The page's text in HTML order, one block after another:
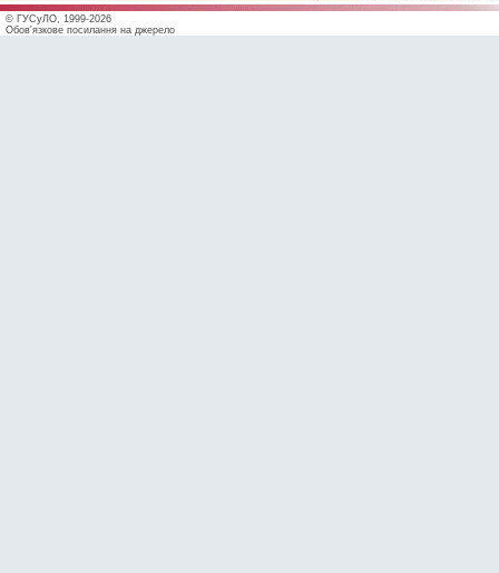
© ГУСуЛО, 1999-2026
Обов'язкове посилання на джерело